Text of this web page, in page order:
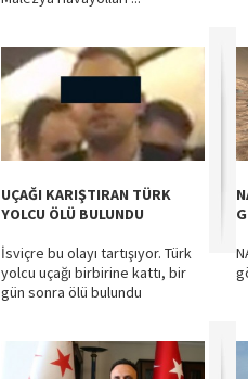
UÇAĞI KARIŞTIRAN TÜRK
YOLCU ÖLÜ BULUNDU
İsviçre bu olayı tartışıyor. Türk
yolcu uçağı birbirine kattı, bir
gün sonra ölü bulundu